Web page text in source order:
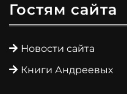
Гостям сайта
Новости сайта
Книги Андреевых